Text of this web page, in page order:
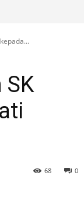
SK
0
68